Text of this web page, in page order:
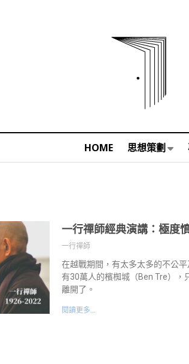
HOME 思想策劃
一行禪師經典演講：極度
一行禪師
在越戰期間，有太多太多的不公
有30萬人的檳椥城（Ben Tre），
離開了。
閱讀更多...